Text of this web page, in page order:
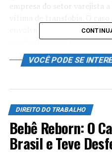
empresa do setor varejista
envolve questões
e a dignidade no trabalho.
trabalhador ao uso de sua
refletindo a crescente
Contexto do Caso
No caso em questão, um
empresa por transfobia,
devido à sua identidade de
VOCÊ PODE SE
DIREITO DO TRABALHO
Bebê Reborn: O
Brasil e Teve